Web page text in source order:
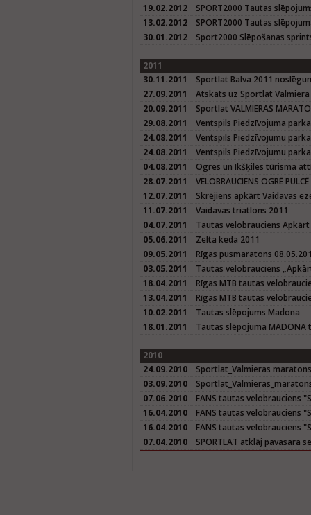
19.02.2012
SPORT2000 Tautas
13.02.2012
SPORT2000 Tautas
30.01.2012
Sport2000 Slēpošanas
2011
30.11.2011
Sportlat Balva 2011
27.09.2011
Atskats uz Sportlat
20.09.2011
Sportlat VALMIERAS
29.08.2011
Ventspils Piedzīvojuma
24.08.2011
Ventspils Piedzīvojumu
24.08.2011
Ventspils Piedzīvojumu
04.08.2011
Ogres un Ikšķiles tūrisma
28.07.2011
VELOBRAUCIENS OGRĒ
12.07.2011
Skrējiens apkārt Vaidavas
11.07.2011
Vaidavas triatlons 2011
04.07.2011
Tautas velobrauciens
05.06.2011
Zelta keda 2011
09.05.2011
Rīgas pusmaratons
03.05.2011
Tautas velobrauciens
18.04.2011
Rīgas MTB tautas
13.04.2011
Rīgas MTB tautas
10.02.2011
Tautas slēpojums Madona
18.01.2011
Tautas slēpojuma
2010
24.09.2010
Sportlat_Valmieras
03.09.2010
07.06.2010
FANS tautas velobrauciens
16.04.2010
FANS tautas velobrauciens
16.04.2010
FANS tautas velobrauciens
07.04.2010
SPORTLAT atklāj pavasara